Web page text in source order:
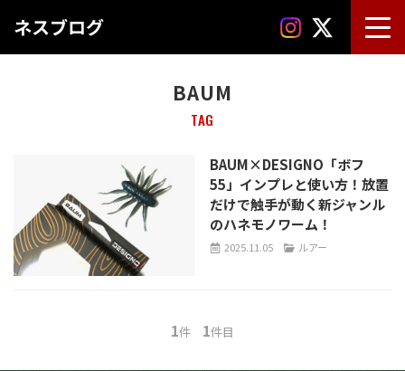
ネスブログ
BAUM
TAG
BAUM×DESIGNO「ボフ
55」インプレと使い方！放置
だけで触手が動く新ジャンル
のハネモノワーム！
2025.11.05 ルアー
1件 1件目